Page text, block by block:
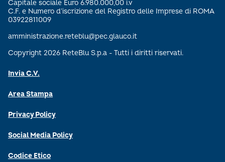
Capitale sociale Euro 6.980.000,00 i.v
C.F. e Numero d’iscrizione del Registro delle Imprese di ROMA
03922811009
amministrazione.reteblu@pec.glauco.it
Copyright 2026 ReteBlu S.p.a - Tutti i diritti riservati.
Invia C.V.
Area Stampa
Privacy Policy
Social Media Policy
Codice Etico